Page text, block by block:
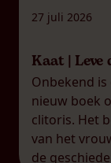
27 juli 2026
Kaat |
Onbekend
nieuw boek
clitoris. Het
van het
de